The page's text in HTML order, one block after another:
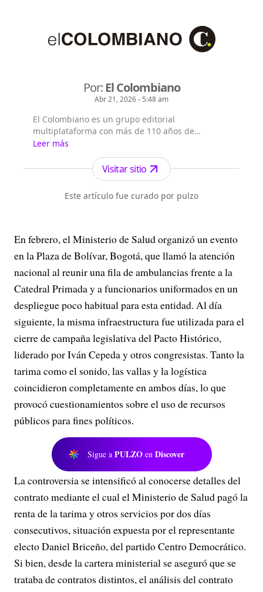
Por:El Colombiano
Abr 21, 2026 - 5:48 am
El Colombiano es un grupo editorial
multiplataforma con más de 110 años de
existencia. Nació en la ciudad de Medellín en
Antioquia. Fundado el 6 de febrero de 1912 por
Francisco de Paula Pérez, se ha especializado en
la investigación y generación de contenidos
periodísticos para diferentes plataformas en las
que provee a las a...
Leer más
Visitar sitio
Este artículo fue curado por pulzo
En febrero, el Ministerio de Salud organizó un evento
en la Plaza de Bolívar, Bogotá, que llamó la atención
nacional al reunir una fila de ambulancias frente a la
Catedral Primada y a funcionarios uniformados en un
despliegue poco habitual para esta entidad. Al día
siguiente, la misma infraestructura fue utilizada para el
cierre de campaña legislativa del Pacto Histórico,
liderado por Iván Cepeda y otros congresistas. Tanto la
tarima como el sonido, las vallas y la logística
coincidieron completamente en ambos días, lo que
provocó cuestionamientos sobre el uso de recursos
públicos para fines políticos.
Sigue a PULZO en Discover
La controversia se intensificó al conocerse detalles del
contrato mediante el cual el Ministerio de Salud pagó la
renta de la tarima y otros servicios por dos días
consecutivos, situación expuesta por el representante
electo Daniel Briceño, del partido Centro Democrático.
Si bien, desde la cartera ministerial se aseguró que se
trataba de contratos distintos, el análisis del contrato